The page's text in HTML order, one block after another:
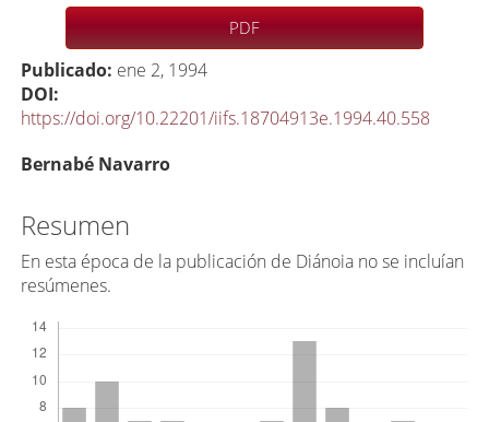
Barra
lateral
del
artículo
PDF
Publicado: ene 2, 1994
DOI:
https://doi.org/10.22201/iifs.18704913e.1994.40.558
C
n
t
e
d
o
Bernabé Navarro
Resumen
En esta época de la publicación de Diánoia no se incluían
resúmenes.